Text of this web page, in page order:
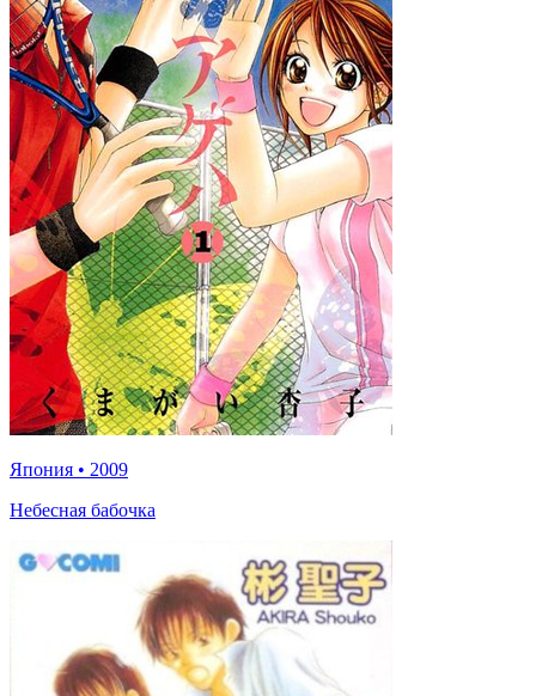
Япония • 2009
Небесная бабочка